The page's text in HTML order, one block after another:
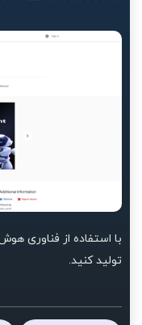
با استفاده از فناوری
تولید کنید.